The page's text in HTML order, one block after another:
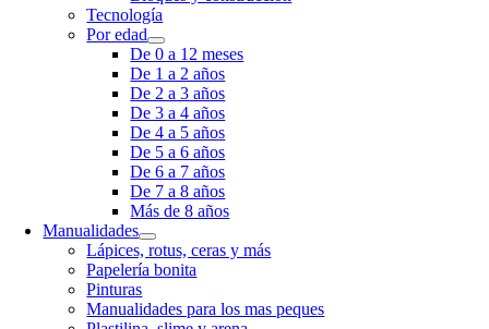
Tecnología
Por edad
De 0 a 12 meses
De 1 a 2 años
De 2 a 3 años
De 3 a 4 años
De 4 a 5 años
De 5 a 6 años
De 6 a 7 años
De 7 a 8 años
Más de 8 años
Manualidades
Lápices, rotus, ceras y más
Papelería bonita
Pinturas
Manualidades para los mas peques